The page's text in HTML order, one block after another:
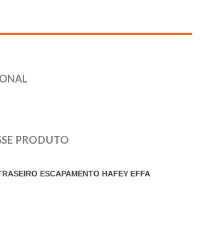
PRODUTO
ESCAPAMENTO HAFEY EFFA